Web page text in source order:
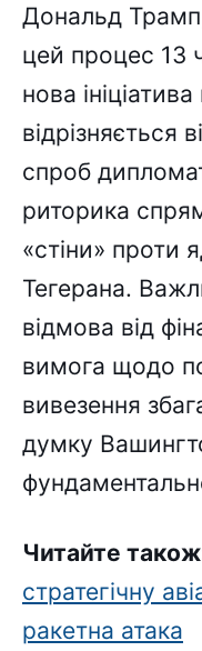
Дональд
цей процес 13
нова
відрізняється
спроб
риторика
«стіни» проти
Тегерана.
відмова від
вимога щодо
вивезення
думку
Читайте
стратегічну
ракетна атака